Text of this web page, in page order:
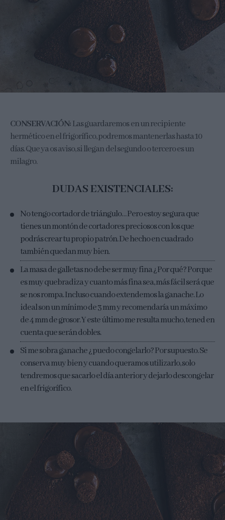
CONSERVACIÓN:Las guardaremos en un recipiente
hermético en el frigorífico, podremos mantenerlas hasta 10
días. Que ya os aviso, si llegan del segundo o tercero es un
milagro.
DUDAS EXISTENCIALES:
No tengo cortador de triángulo… Pero estoy segura que
tienes un montón de cortadores preciosos con los que
podrás crear tu propio patrón. De hecho en cuadrado
también quedan muy bien.
La masa de galletas no debe ser muy fina ¿Por qué? Porque
es muy quebradiza y cuanto más fina sea, más fácil será que
se nos rompa. Incluso cuando extendemos la ganache. Lo
ideal son un mínimo de 3 mm y recomendaría un máximo
de 4 mm de grosor. Y este último me resulta mucho, tened en
cuenta que serán dobles.
Si me sobra ganache ¿puedo congelarlo? Por supuesto. Se
conserva muy bien y cuando queramos utilizarlo, solo
tendremos que sacarlo el día anterior y dejarlo descongelar
en el frigorífico.